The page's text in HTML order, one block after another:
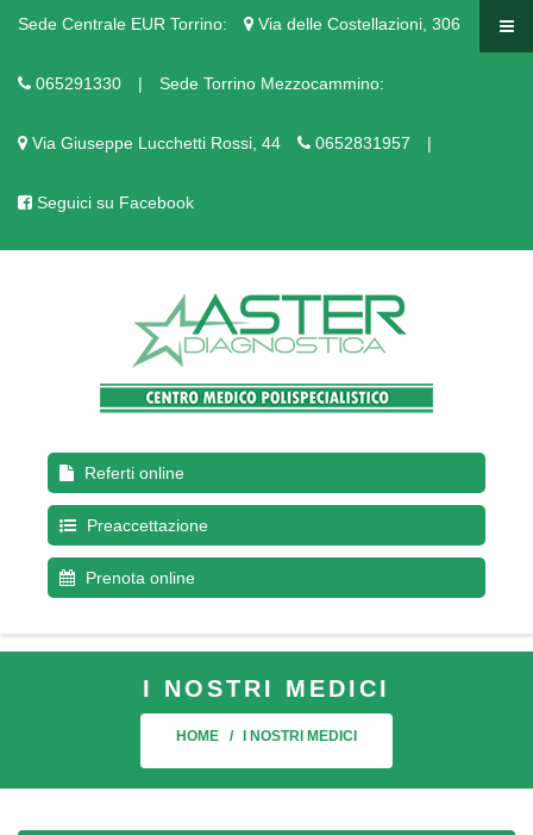
Sede Centrale EUR Torrino: Via delle Costellazioni, 306
065291330 | Sede Torrino Mezzocammino:
Via Giuseppe Lucchetti Rossi, 44 0652831957 |
Seguici su Facebook
Referti online
Preaccettazione
Prenota online
I NOSTRI MEDICI
HOME I NOSTRI MEDICI